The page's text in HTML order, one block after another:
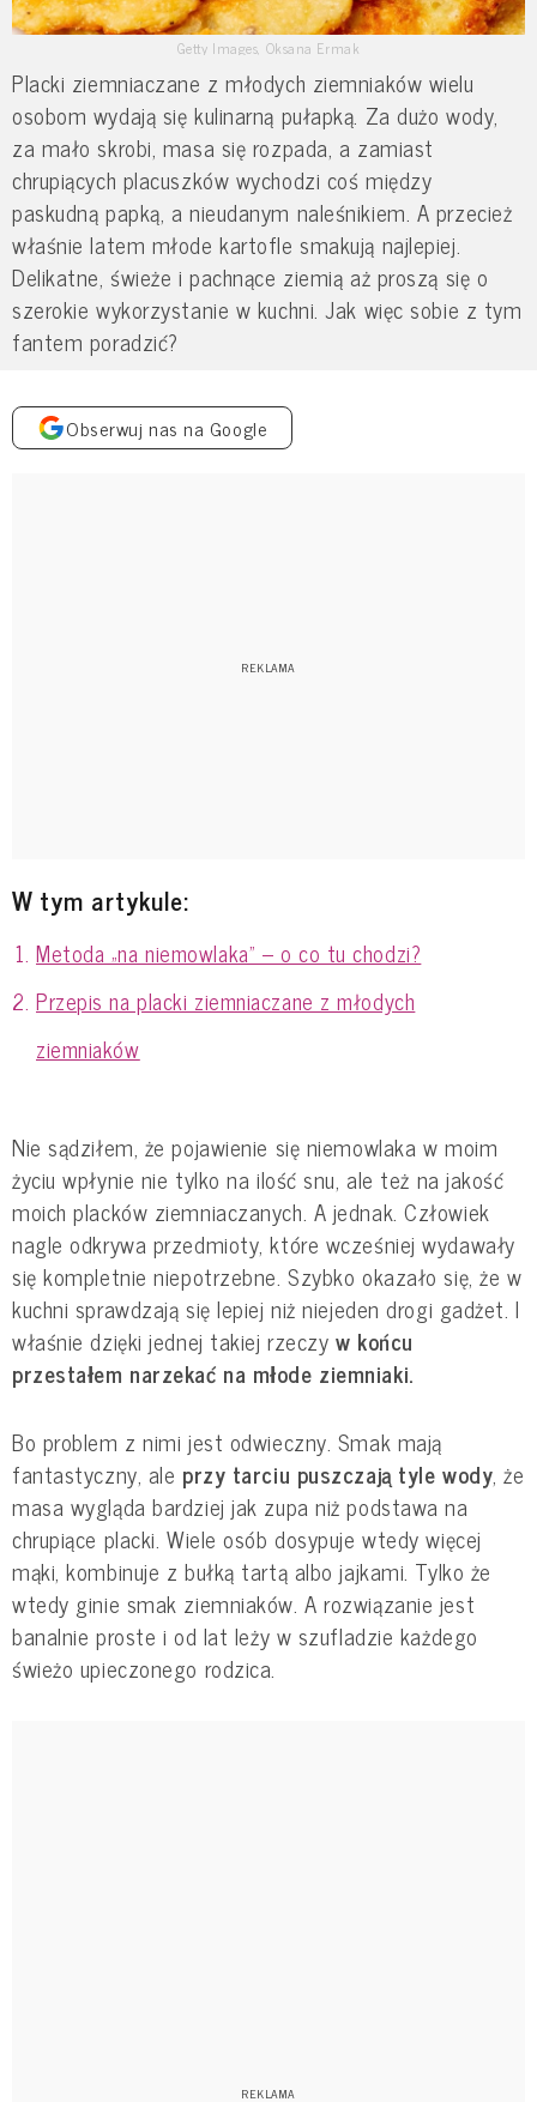
Getty Images, Oksana Ermak
Placki ziemniaczane z młodych ziemniaków wielu
osobom wydają się kulinarną pułapką. Za dużo wody,
za mało skrobi, masa się rozpada, a zamiast
chrupiących placuszków wychodzi coś między
paskudną papką, a nieudanym naleśnikiem. A przecież
właśnie latem młode kartofle smakują najlepiej.
Delikatne, świeże i pachnące ziemią aż proszą się o
szerokie wykorzystanie w kuchni. Jak więc sobie z tym
fantem poradzić?
Obserwuj nas na Google
W tym artykule:
Metoda „na niemowlaka” – o co tu chodzi?
Przepis na placki ziemniaczane z młodych
ziemniaków
Nie sądziłem, że pojawienie się niemowlaka w moim
życiu wpłynie nie tylko na ilość snu, ale też na jakość
moich placków ziemniaczanych. A jednak. Człowiek
nagle odkrywa przedmioty, które wcześniej wydawały
się kompletnie niepotrzebne. Szybko okazało się, że w
kuchni sprawdzają się lepiej niż niejeden drogi gadżet. I
właśnie dzięki jednej takiej rzeczy w końcu
przestałem narzekać na młode ziemniaki.
Bo problem z nimi jest odwieczny. Smak mają
fantastyczny, ale przy tarciu puszczają tyle wody, że
masa wygląda bardziej jak zupa niż podstawa na
chrupiące placki. Wiele osób dosypuje wtedy więcej
mąki, kombinuje z bułką tartą albo jajkami. Tylko że
wtedy ginie smak ziemniaków. A rozwiązanie jest
banalnie proste i od lat leży w szufladzie każdego
świeżo upieczonego rodzica.